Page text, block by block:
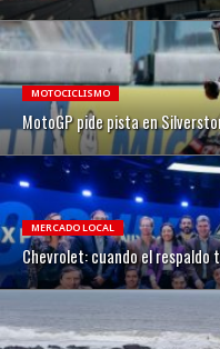
MOTOCICLISMO
MotoGP pide pista en
MERCADO LOCAL
Chevrolet: cuando el